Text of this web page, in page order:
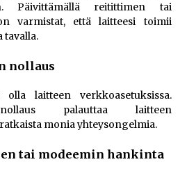
Päivittämällä reitittimen tai
varmistat, että laitteesi toimii
tavalla.
nollaus
laitteen verkkoasetuksissa.
nollaus palauttaa laitteen
monia yhteysongelmia.
tai modeemin hankinta